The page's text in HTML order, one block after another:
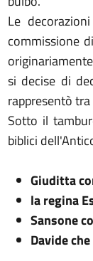
Le
commissione di
si decise di
rappresentò
Sotto il
biblici
Giuditta
la regina
Sansone
Davide